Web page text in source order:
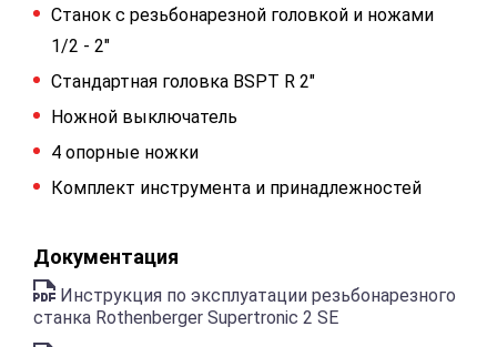
Станок с резьбонарезной головкой и ножами
1/2 - 2"
Стандартная головка BSPT R 2"
Ножной выключатель
4 опорные ножки
Комплект инструмента и принадлежностей
Документация
Инструкция по эксплуатации резьбонарезного
станка Rothenberger Supertronic 2 SE